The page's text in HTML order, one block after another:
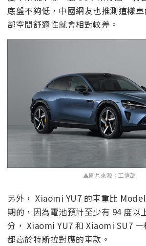
底盤不夠低，中國網友也推測這樣
部空間舒適性就會相對較差。
▲圖片來源：工信部
另外， Xiaomi YU7 的車重比
期的，因為電池預計至少有 94 度以
分， Xiaomi YU7 和 Xiaomi SU7 一
都高於特斯拉對應的車款。